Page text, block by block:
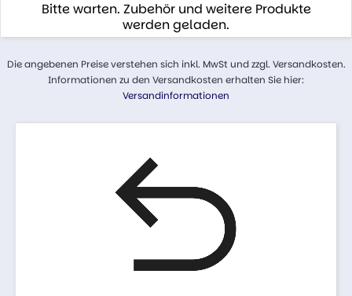
Bitte warten. Zubehör und weitere Produkte
werden geladen.
Die angebenen Preise verstehen sich inkl. MwSt und zzgl. Versandkosten.
Informationen zu den Versandkosten erhalten Sie hier:
Versandinformationen